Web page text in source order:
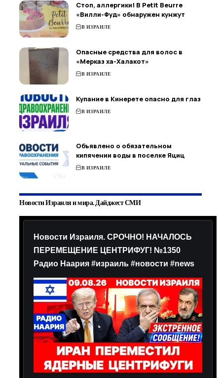
Стоп, аллергики! В Petit Beurre
«Вилли-Фуд» обнаружен кунжут
В ИЗРАИЛЕ
Опасные средства для волос в
«Мерказ ха-Халакот»
В ИЗРАИЛЕ
Купание в Кинерете опасно для глаз
В ИЗРАИЛЕ
Объявлено о обязательном
кипячении воды в поселке Яциц
В ИЗРАИЛЕ
Новости Израиля и мира. Дайджест СМИ